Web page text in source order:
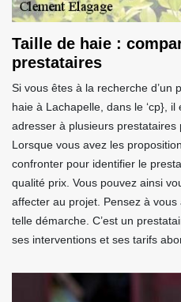
Taille de haie :
prestataires
Si vous êtes à la recherche d’un
haie à Lachapelle, dans le ‘cp},
adresser à plusieurs prestataires
Lorsque vous avez les
confronter pour identifier le
qualité prix. Vous pouvez ainsi
affecter au projet. Pensez à
telle démarche. C’est un
ses interventions et ses tarifs